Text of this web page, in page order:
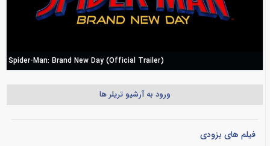
Spider-Man: Brand New Day (Official Trailer)
ورود به آرشیو تریلر ها
فیلم های بزودی